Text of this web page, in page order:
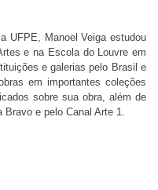
UFPE, Manoel Veiga estudou
e na Escola do Louvre em
e galerias pelo Brasil e
em importantes coleções
sobre sua obra, além de
e pelo Canal Arte 1.